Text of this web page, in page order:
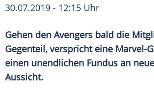
30.07.2019 - 12:15 Uhr
Gehen den Avengers bald die
Gegenteil, verspricht eine Marvel-
einen unendlichen Fundus an
Aussicht.